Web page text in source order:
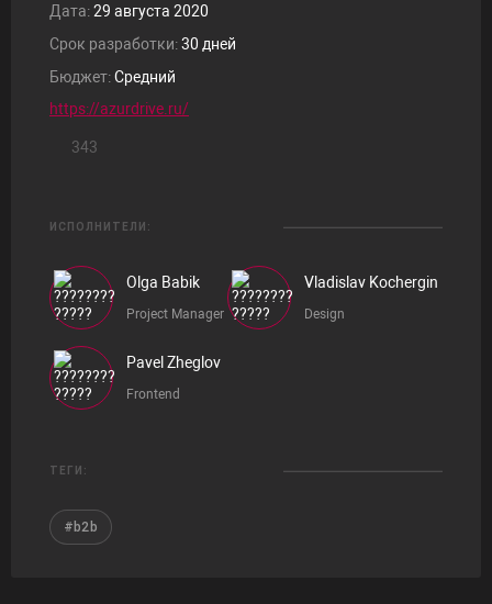
Дата:29 августа 2020
Срок разработки:30 дней
Бюджет:Средний
https://azurdrive.ru/
343
ИСПОЛНИТЕЛИ:
Olga Babik
Project Manager
Vladislav Kochergin
Design
Pavel Zheglov
Frontend
ТЕГИ:
#b2b